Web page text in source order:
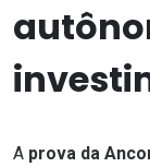
A prova da